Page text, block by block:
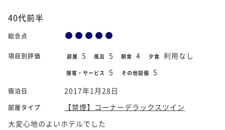
40代前半
総合点
項目別評価 部屋 5 風呂 5 朝食 4 夕食 利用なし
接客・サービス 5 その他設備 5
宿泊日 2017年1月28日
部屋タイプ
【禁煙】コーナーデラックスツイン
大変心地のよいホテルでした